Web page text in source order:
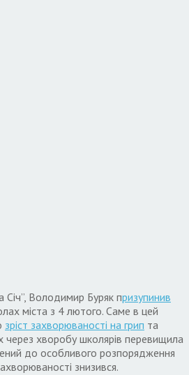
Січ”, Володимир Буряк призупинив
міста з 4 лютого. Саме в цей
зріст захворюваності на грип та
через хворобу школярів перевищила
до особливого розпорядження
знизився.